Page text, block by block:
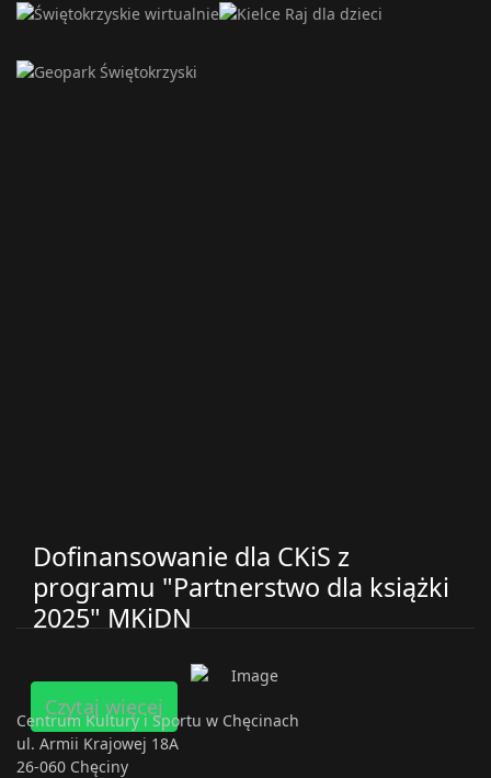
Dofinansowanie dla CKiS z
programu "Partnerstwo dla książki
2025" MKiDN
Czytaj więcej
Centrum Kultury i Sportu w Chęcinach
ul. Armii Krajowej 18A
26-060 Chęciny